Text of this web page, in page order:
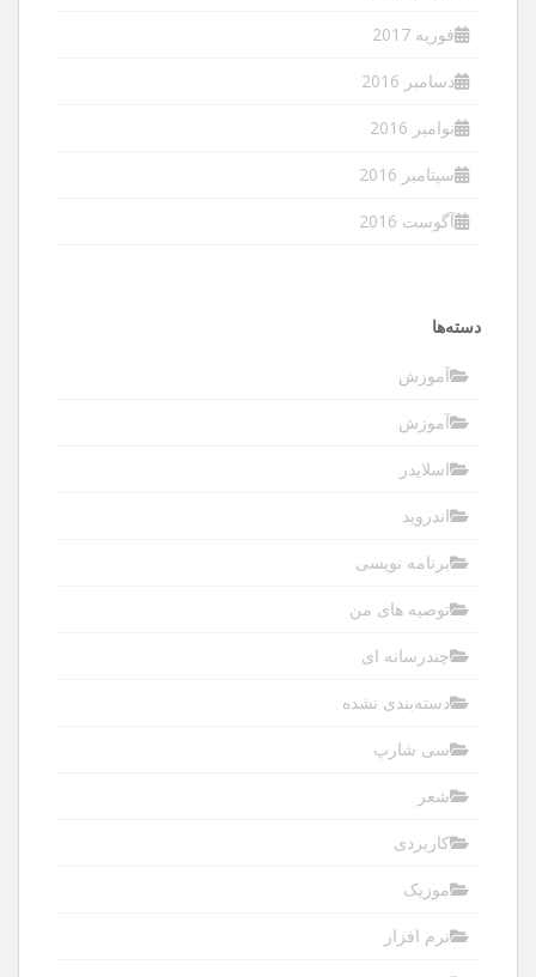
فوریه 2017
دسامبر 2016
نوامبر 2016
سپتامبر 2016
آگوست 2016
دسته‌ها
آموزش
آموزش
اسلایدر
اندروید
برنامه نویسی
توصیه های من
چندرسانه ای
دسته‌بندی نشده
سی شارپ
شعر
کاربردی
موزیک
نرم افزار